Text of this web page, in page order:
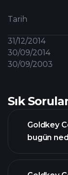
Tarih
31/12/2014
30/09/2014
30/09/2003
Sık
Goldkey
bugün